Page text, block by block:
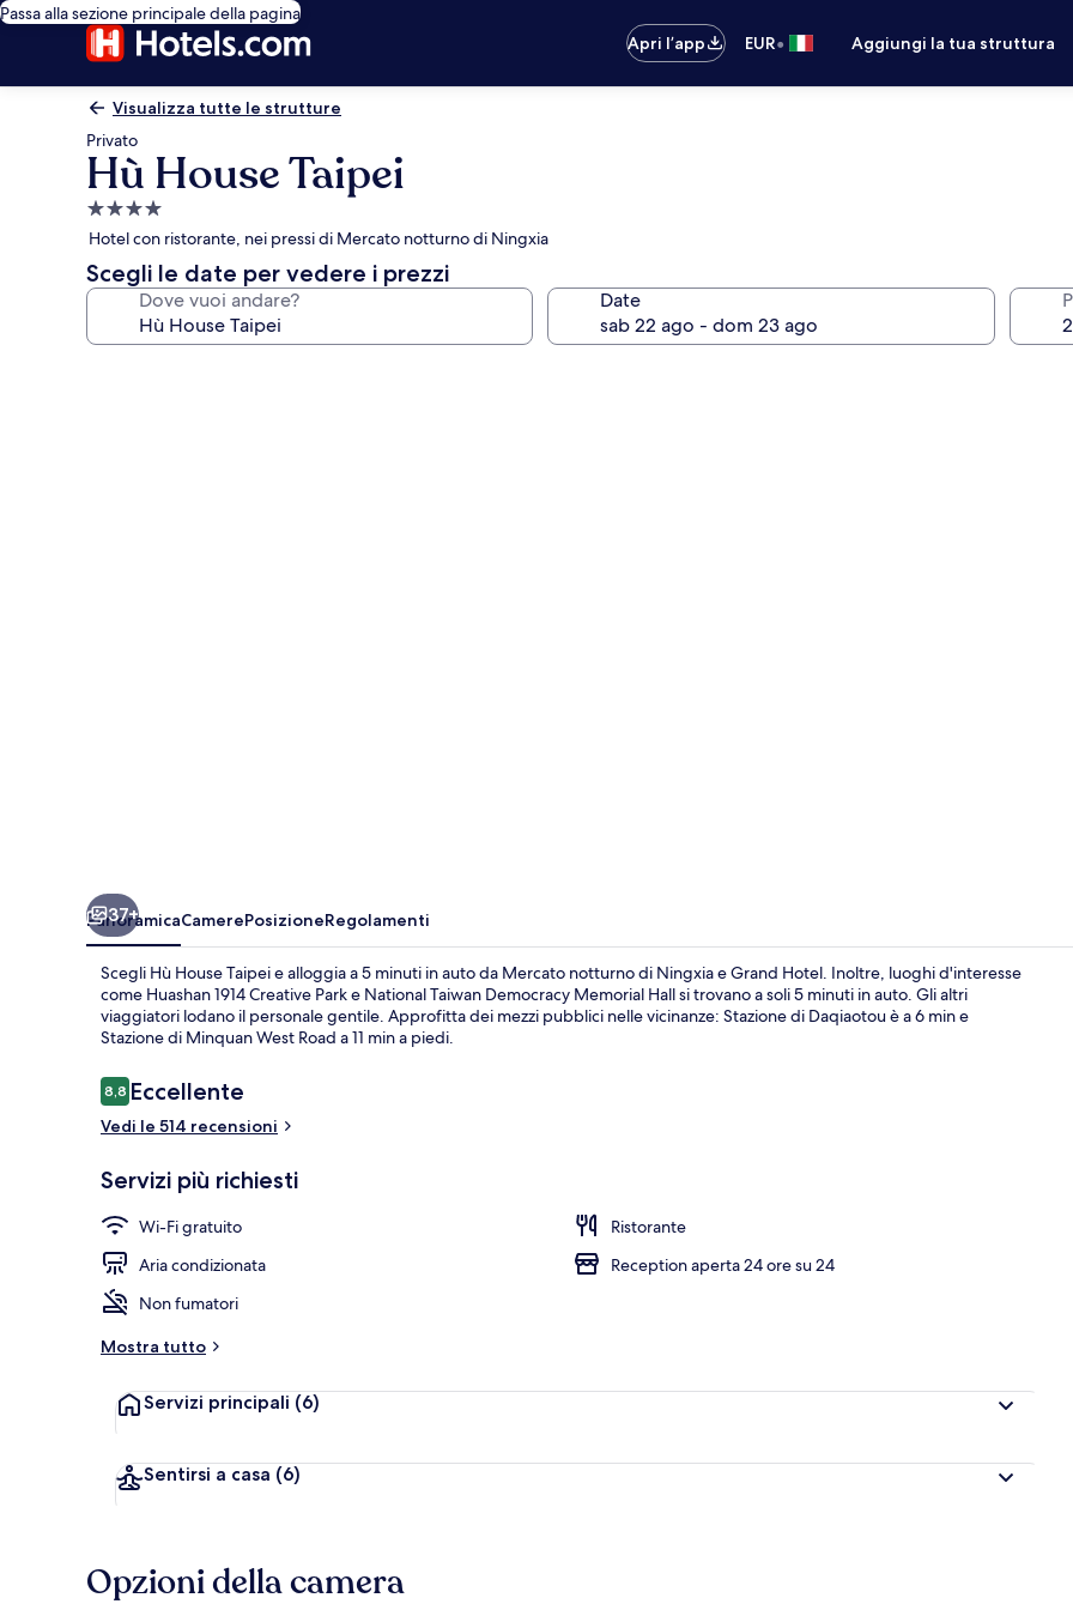
Passa alla sezione principale della pagina
Apri l’app
EUR• Aggiungi la tua struttura
Visualizza tutte le strutture
Privato
Hù House Taipei
Struttura
a
4.0
stelle
Hotel con ristorante, nei pressi di Mercato notturno di Ningxia
Scegli le date per vedere i prezzi
Dove vuoi andare? Date
37+
PanoramicaCamerePosizioneRegolamenti
Scegli Hù House Taipei e alloggia a 5 minuti in auto da Mercato notturno di Ningxia e Grand Hotel. Inoltre, luoghi d'interesse
come Huashan 1914 Creative Park e National Taiwan Democracy Memorial Hall si trovano a soli 5 minuti in auto. Gli altri
viaggiatori lodano il personale gentile. Approfitta dei mezzi pubblici nelle vicinanze: Stazione di Daqiaotou è a 6 min e
Stazione di Minquan West Road a 11 min a piedi.
Recensioni
8,88,8 su 10
Eccellente
Vedi le 514 recensioni
Servizi più richiesti
Wi-Fi gratuito
Ristorante
Aria condizionata
Reception aperta 24 ore su 24
Non fumatori
Mostra tutto
Servizi principali (6)
Sentirsi a casa (6)
Opzioni della camera